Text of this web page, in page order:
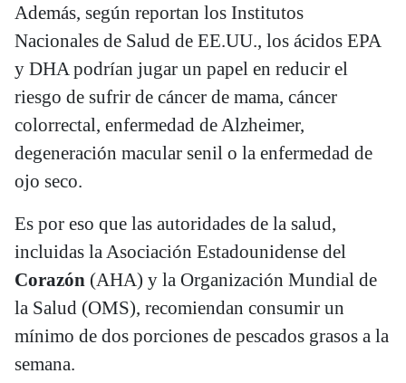
Además, según reportan los Institutos
Nacionales de Salud de EE.UU., los ácidos EPA
y DHA podrían jugar un papel en reducir el
riesgo de sufrir de cáncer de mama, cáncer
colorrectal, enfermedad de Alzheimer,
degeneración macular senil o la enfermedad de
ojo seco.
Es por eso que las autoridades de la salud,
incluidas la Asociación Estadounidense del
Corazón (AHA) y la Organización Mundial de
la Salud (OMS), recomiendan consumir un
mínimo de dos porciones de pescados grasos a la
semana.